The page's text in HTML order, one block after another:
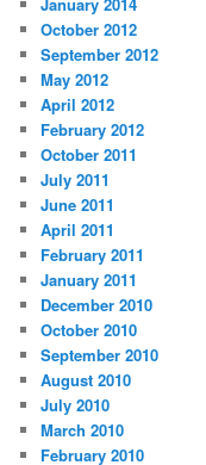
October 2012
September 2012
May 2012
April 2012
February 2012
October 2011
July 2011
June 2011
April 2011
February 2011
January 2011
December 2010
October 2010
September 2010
August 2010
July 2010
March 2010
February 2010